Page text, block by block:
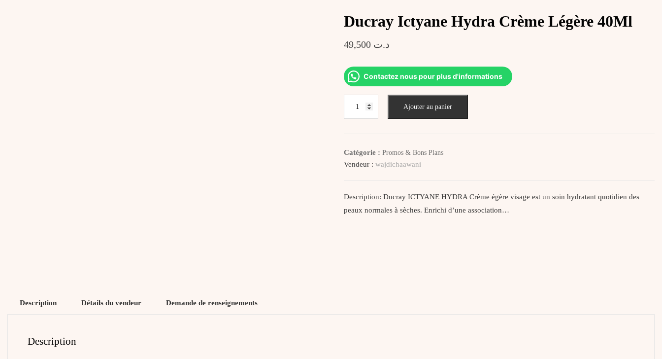
Ducray Ictyane Hydra Crème Légère 40Ml
د.ت
Contactez nous pour plus d'informations
Crème
Ajouter au panier
Catégorie :Promos & Bons Plans
Vendeur :wajdichaawani
Description: Ducray ICTYANE HYDRA Crème égère visage est un soin hydratant quotidien des
peaux normales à sèches. Enrichi d’une association…
Description Détails du vendeur Demande de renseignements
Description